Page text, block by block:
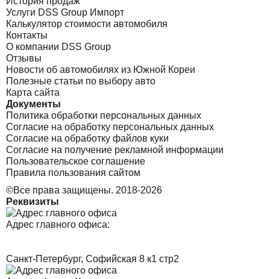
Услуги DSS Group Импорт
Калькулятор стоимости автомобиля
Контакты
О компании DSS Group
Отзывы
Новости об автомобилях из Южной Кореи
Полезные статьи по выбору авто
Карта сайта
Документы
Политика обработки персональных данных
Согласие на обработку персональных данных
Согласие на обработку файлов куки
Согласие на получение рекламной информации
Пользовательское соглашение
Правила пользования сайтом
©Все права защищены. 2018-2026
Реквизиты
Адрес главного офиса:
Санкт-Петербург, Софийская 8 к1 стр2